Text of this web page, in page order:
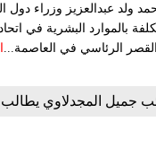
ولد عبدالعزيز وزراء
بالموارد البشرية في
الرئاسي في العاصمة...
جميل المجدلاوي